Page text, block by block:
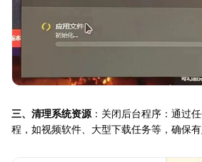
三、清理系统资源 ：关闭后台程序：通过
程，如视频软件、大型下载任务等，确保有